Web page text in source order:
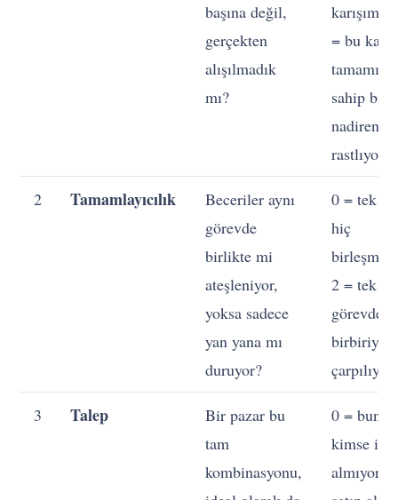
başına değil,
gerçekten
alışılmadık
mı?
karışım
= bu
tamamına
sahip
nadiren
2 Tamamlayıcılık
Beceriler aynı
görevde
birlikte mi
ateşleniyor,
yoksa sadece
yan yana mı
duruyor?
0 = tek
hiç
2 = tek
görevde
birbiriyle
3 Talep
Bir pazar bu
tam
kombinasyonu,
0 =
kimse işe
almıyor